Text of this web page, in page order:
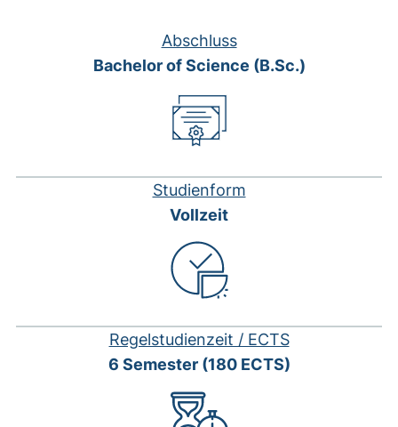
Abschluss
Bachelor of Science (B.Sc.)
Studienform
Vollzeit
Regelstudienzeit / ECTS
6 Semester (180 ECTS)